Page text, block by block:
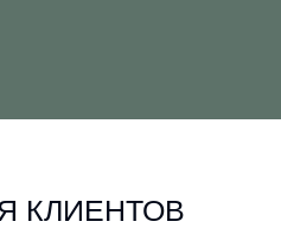
КЛИЕНТОВ